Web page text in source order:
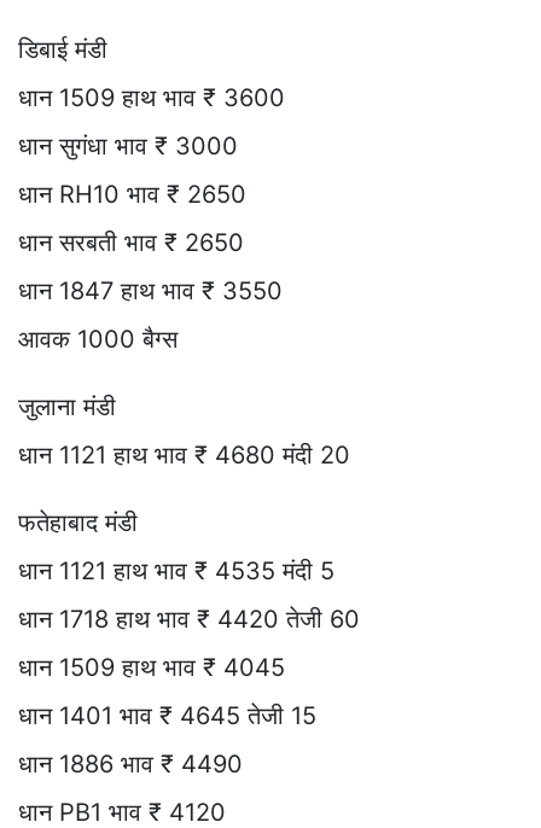
डिबाई मंडी
धान 1509 हाथ भाव ₹ 3600
धान सुगंधा भाव ₹ 3000
धान RH10 भाव ₹ 2650
धान सरबती भाव ₹ 2650
धान 1847 हाथ भाव ₹ 3550
आवक 1000 बैग्स
जुलाना मंडी
धान 1121 हाथ भाव ₹ 4680 मंदी 20
फतेहाबाद मंडी
धान 1121 हाथ भाव ₹ 4535 मंदी 5
धान 1718 हाथ भाव ₹ 4420 तेजी 60
धान 1509 हाथ भाव ₹ 4045
धान 1401 भाव ₹ 4645 तेजी 15
धान 1886 भाव ₹ 4490
धान PB1 भाव ₹ 4120